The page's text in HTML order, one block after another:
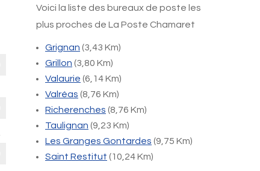
Voici la liste des bureaux de poste les
plus proches de La Poste Chamaret
Grignan (3,43 Km)
Grillon (3,80 Km)
Valaurie (6,14 Km)
Valréas (8,76 Km)
Richerenches (8,76 Km)
Taulignan (9,23 Km)
Les Granges Gontardes (9,75 Km)
Saint Restitut (10,24 Km)